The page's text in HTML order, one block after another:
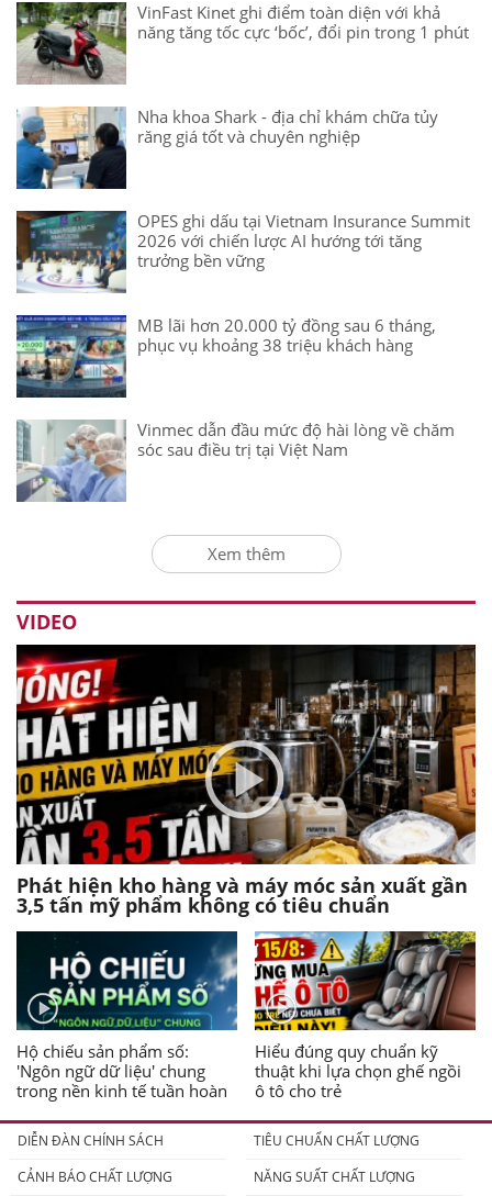
VinFast Kinet ghi điểm toàn diện với khả
năng tăng tốc cực ‘bốc’, đổi pin trong 1 phút
Nha khoa Shark - địa chỉ khám chữa tủy
răng giá tốt và chuyên nghiệp
OPES ghi dấu tại Vietnam Insurance Summit
2026 với chiến lược AI hướng tới tăng
trưởng bền vững
MB lãi hơn 20.000 tỷ đồng sau 6 tháng,
phục vụ khoảng 38 triệu khách hàng
Vinmec dẫn đầu mức độ hài lòng về chăm
sóc sau điều trị tại Việt Nam
Xem thêm
VIDEO
Phát hiện kho hàng và máy móc sản xuất gần
3,5 tấn mỹ phẩm không có tiêu chuẩn
Hộ chiếu sản phẩm số:
'Ngôn ngữ dữ liệu' chung
trong nền kinh tế tuần hoàn
Hiểu đúng quy chuẩn kỹ
thuật khi lựa chọn ghế ngồi
ô tô cho trẻ
DIỄN ĐÀN CHÍNH SÁCH
TIÊU CHUẨN CHẤT LƯỢNG
CẢNH BÁO CHẤT LƯỢNG
NĂNG SUẤT CHẤT LƯỢNG